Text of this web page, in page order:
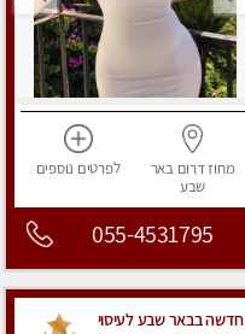
מחוז דרום באר
שבע
לפרטים נוספים
055-4531795
חדשה בבאר שבע לעיסוי